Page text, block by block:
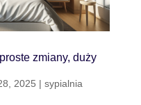
zmiany, duży
2025 | sypialnia